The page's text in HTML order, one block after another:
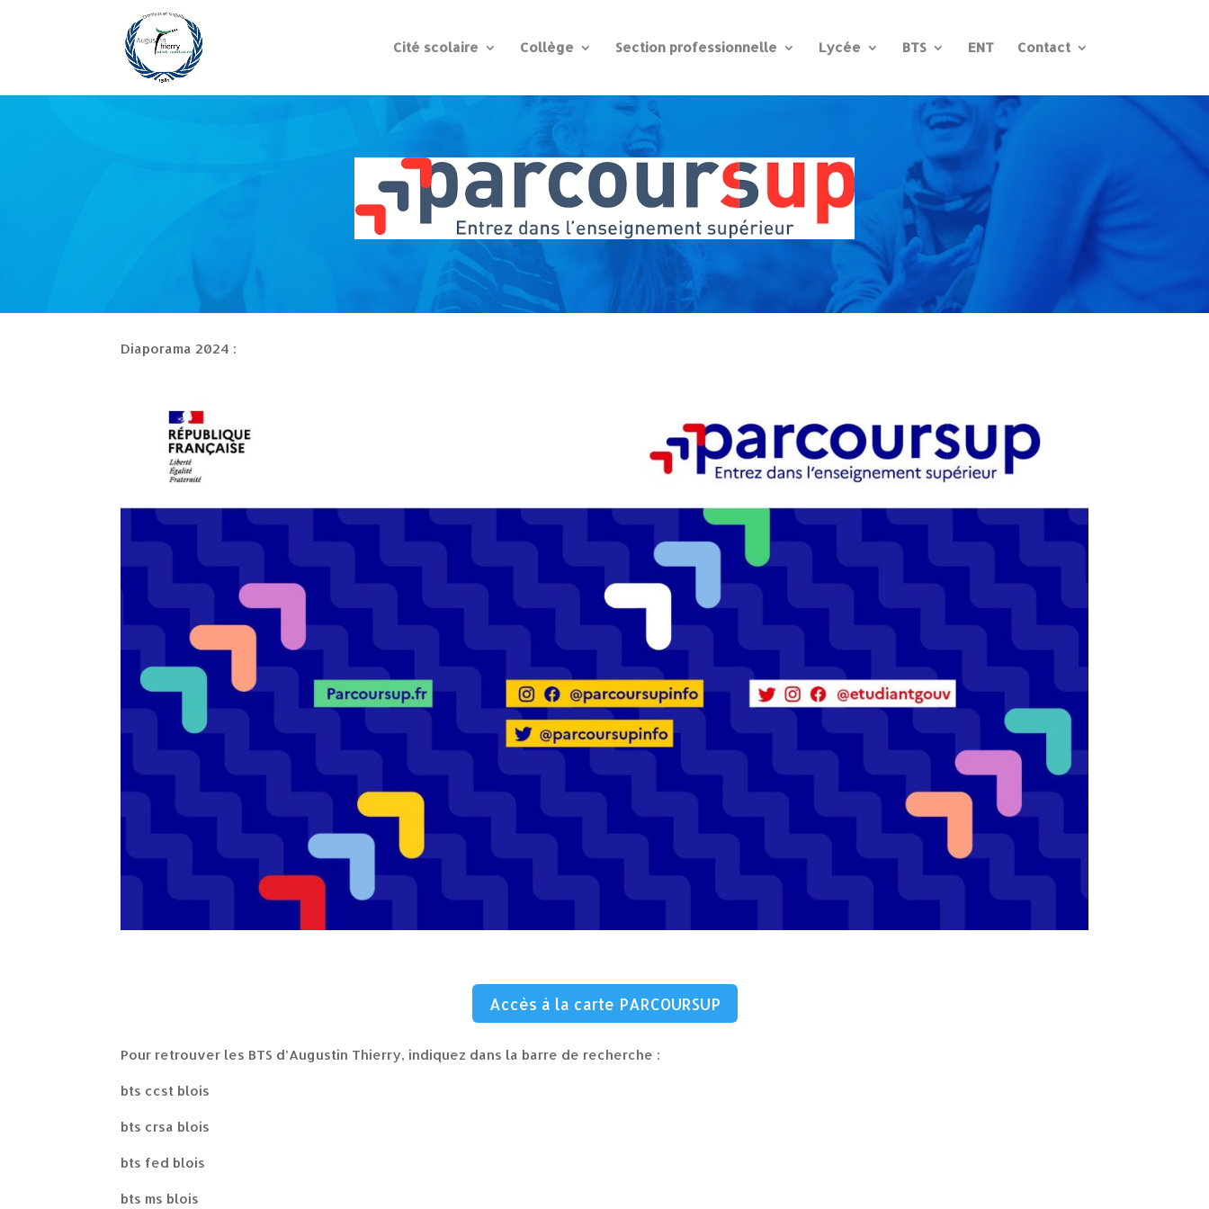
Cité scolaire Collège Section professionnelle Lycée BTS ENT Contact
Diaporama 2024 :
Accès à la carte PARCOURSUP
Pour retrouver les BTS d’Augustin Thierry, indiquez dans la barre de recherche :
bts ccst blois
bts crsa blois
bts fed blois
bts ms blois